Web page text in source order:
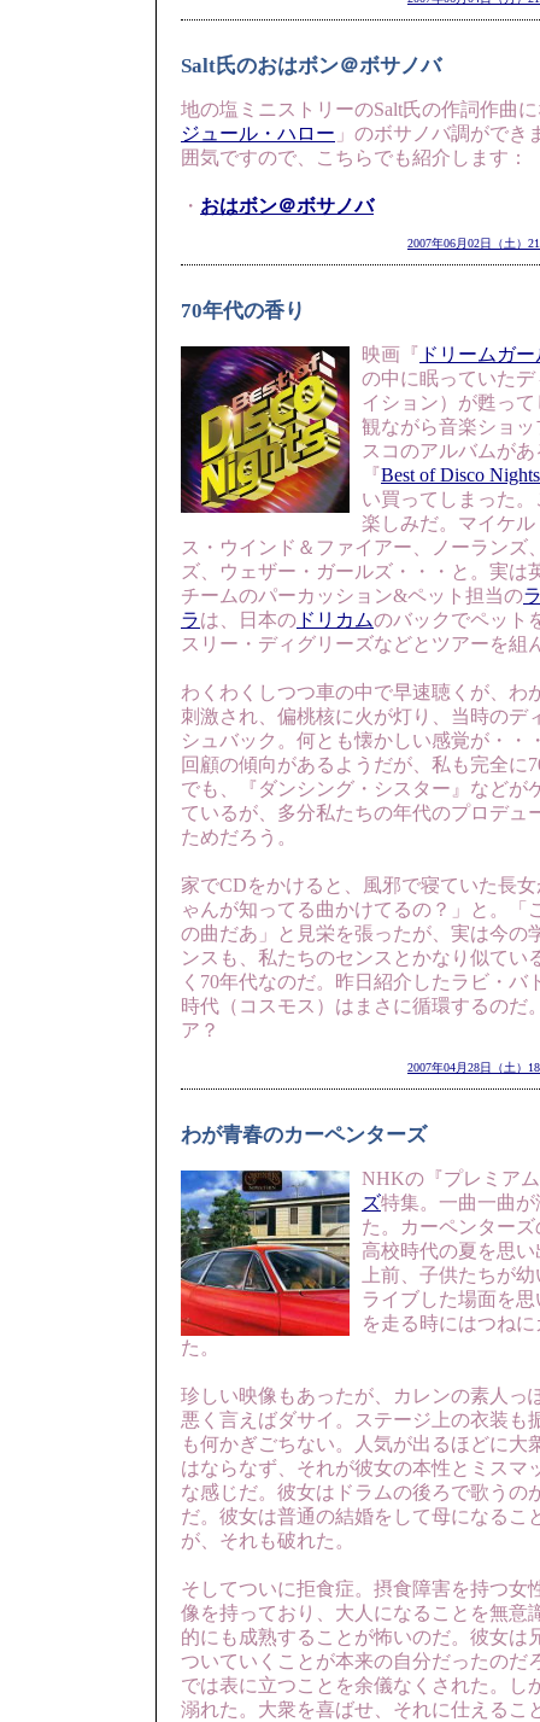
Salt氏のおはボン＠ボサノバ
地の塩ミニストリーのSalt氏の作詞作曲
ジュール・ハロー 」のボサノバ調ができ
囲気ですので、こちらでも紹介します：
・ おはボン＠ボサノバ
2007年06月02日（土）
70年代の香り
映画『 ドリームガ
の中に眠っていた
イション）が甦っ
観ながら音楽ショ
スコのアルバムが
『Best of Disco Nights
い買ってしまった
楽しみだ。マイケ
ス・ウインド＆ファイアー、ノーランズ
ズ、ウェザー・ガールズ・・・と。実は
チームのパーカッション&ペット担当の
ラは、日本の ドリカムのバックでペット
スリー・ディグリーズなどとツアーを組
わくわくしつつ車の中で早速聴くが、わ
刺激され、偏桃核に火が灯り、当時のデ
シュバック。何とも懐かしい感覚が・・
回顧の傾向があるようだが、私も完全に
でも、『ダンシング・シスター』などが
ているが、多分私たちの年代のプロデュ
ためだろう。
家でCDをかけると、風邪で寝ていた長
ゃんが知ってる曲かけてるの？」と。「
の曲だあ」と見栄を張ったが、実は今の
ンスも、私たちのセンスとかなり似てい
く70年代なのだ。昨日紹介したラビ・バ
時代（コスモス）はまさに循環するのだ
ア？
2007年04月28日（土）
わが青春のカーペンターズ
NHKの『プレミア
ズ特集。一曲一曲
た。カーペンター
高校時代の夏を思
上前、子供たちが
ライブした場面を
を走る時にはつね
た。
珍しい映像もあったが、カレンの素人っ
悪く言えばダサイ。ステージ上の衣装も
も何かぎごちない。人気が出るほどに大
はならなず、それが彼女の本性とミスマ
な感じだ。彼女はドラムの後ろで歌うの
だ。彼女は普通の結婚をして母になるこ
が、それも破れた。
そしてついに拒食症。摂食障害を持つ女
像を持っており、大人になることを無意
的にも成熟することが怖いのだ。彼女は
ついていくことが本来の自分だったのだ
では表に立つことを余儀なくされた。し
溺れた。大衆を喜ばせ、それに仕えるこ